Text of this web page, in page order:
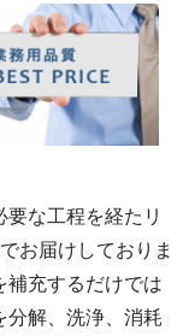
な工程を経たリ
お届けしておりま
補充するだけでは
分解、洗浄、消耗